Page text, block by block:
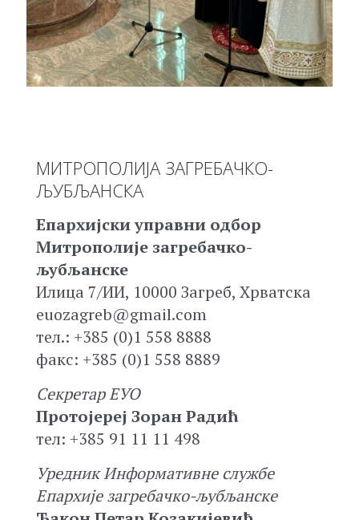
МИТРОПОЛИЈА ЗАГРЕБАЧКО-
ЉУБЉАНСКА
Епархијски управни одбор
Митрополије загребачко-
љубљанске
Илица 7/ИИ, 10000 Загреб, Хрватска
euozagreb@gmail.com
тел.: +385 (0)1 558 8888
факс: +385 (0)1 558 8889
Секретар ЕУО
Протојереј Зоран Радић
тел: +385 91 11 11 498
Уредник Информативне службе
Епархије загребачко-љубљанске